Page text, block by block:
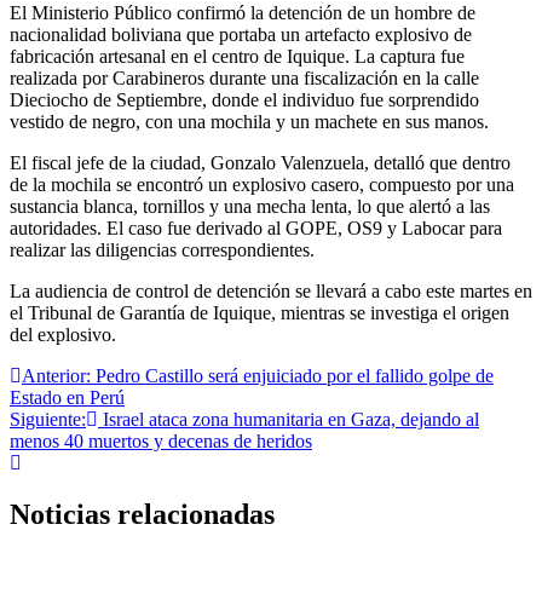
El Ministerio Público confirmó la detención de un hombre de
nacionalidad boliviana que portaba un artefacto explosivo de
fabricación artesanal en el centro de Iquique. La captura fue
realizada por Carabineros durante una fiscalización en la calle
Dieciocho de Septiembre, donde el individuo fue sorprendido
vestido de negro, con una mochila y un machete en sus manos.
El fiscal jefe de la ciudad, Gonzalo Valenzuela, detalló que dentro
de la mochila se encontró un explosivo casero, compuesto por una
sustancia blanca, tornillos y una mecha lenta, lo que alertó a las
autoridades. El caso fue derivado al GOPE, OS9 y Labocar para
realizar las diligencias correspondientes.
La audiencia de control de detención se llevará a cabo este martes en
el Tribunal de Garantía de Iquique, mientras se investiga el origen
del explosivo.
Navegación
de
entradas
Anterior: Pedro Castillo será enjuiciado por el fallido golpe de
Estado en Perú
Siguiente:
Israel ataca zona humanitaria en Gaza, dejando al
menos 40 muertos y decenas de heridos
Noticias relacionadas